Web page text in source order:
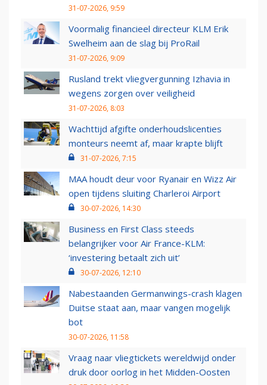
31-07-2026, 9:59
Voormalig financieel directeur KLM Erik
Swelheim aan de slag bij ProRail
31-07-2026, 9:09
Rusland trekt vliegvergunning Izhavia in
wegens zorgen over veiligheid
31-07-2026, 8:03
Wachttijd afgifte onderhoudslicenties
monteurs neemt af, maar krapte blijft
31-07-2026, 7:15
MAA houdt deur voor Ryanair en Wizz Air
open tijdens sluiting Charleroi Airport
30-07-2026, 14:30
Business en First Class steeds
belangrijker voor Air France-KLM:
‘investering betaalt zich uit’
30-07-2026, 12:10
Nabestaanden Germanwings-crash klagen
Duitse staat aan, maar vangen mogelijk
bot
30-07-2026, 11:58
Vraag naar vliegtickets wereldwijd onder
druk door oorlog in het Midden-Oosten